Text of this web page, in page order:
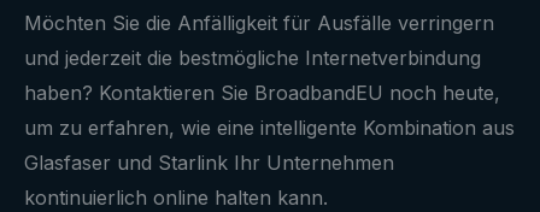
Möchten Sie die Anfälligkeit für Ausfälle verringern
und jederzeit die bestmögliche Internetverbindung
haben? Kontaktieren Sie BroadbandEU noch heute,
um zu erfahren, wie eine intelligente Kombination aus
Glasfaser und Starlink Ihr Unternehmen
kontinuierlich online halten kann.